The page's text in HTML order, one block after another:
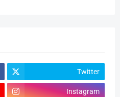
Twitter
Instagram